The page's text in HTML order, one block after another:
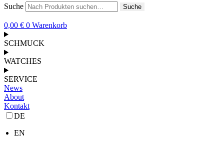
Suche Suche
0,00 € 0 Warenkorb
SCHMUCK
WATCHES
SERVICE
News
About
Kontakt
DE
EN